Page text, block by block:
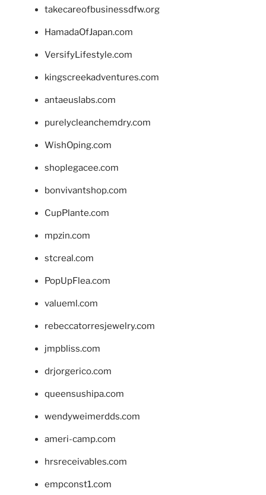
takecareofbusinessdfw.org
HamadaOfJapan.com
VersifyLifestyle.com
kingscreekadventures.com
antaeuslabs.com
purelycleanchemdry.com
WishOping.com
shoplegacee.com
bonvivantshop.com
CupPlante.com
mpzin.com
stcreal.com
PopUpFlea.com
valueml.com
rebeccatorresjewelry.com
jmpbliss.com
drjorgerico.com
queensushipa.com
wendyweimerdds.com
ameri-camp.com
hrsreceivables.com
empconst1.com